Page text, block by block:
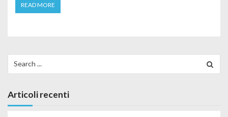
READ MORE
Articoli recenti